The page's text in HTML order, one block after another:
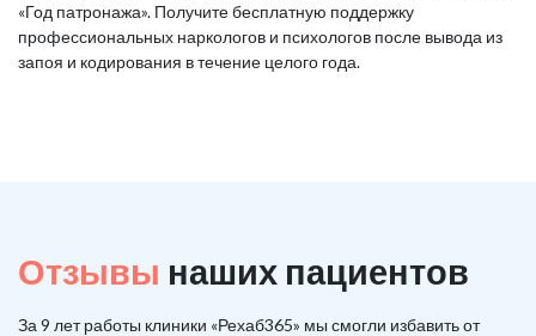
«Год патронажа». Получите бесплатную поддержку
профессиональных наркологов и психологов после вывода из
запоя и кодирования в течение целого года.
Отзывы наших пациентов
За 9 лет работы клиники «Рехаб365» мы смогли избавить от